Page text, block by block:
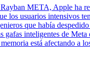
META, Apple ha
los usuarios intensivos
que había
gafas inteligentes de
está afectando a